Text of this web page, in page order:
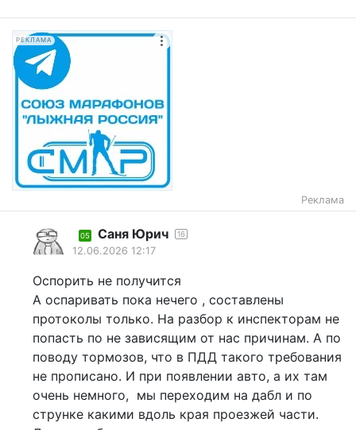
РЕКЛАМА
Реклама
05 Саня Юрич 16
12.06.2026 12:17
Оспорить не получится
А оспаривать пока нечего , составлены
протоколы только. На разбор к инспекторам не
попасть по не зависящим от нас причинам. А по
поводу тормозов, что в ПДД такого требования
не прописано. И при появлении авто, а их там
очень немного, мы переходим на дабл и по
струнке какими вдоль края проезжей части.